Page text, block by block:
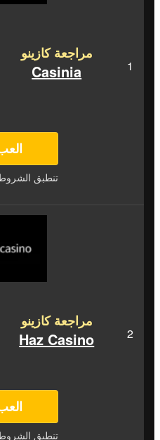
مراجعة كازينو
Casinia
تنطبق الشروط
مراجعة كازينو
Haz Casino
تنطبق الشروط